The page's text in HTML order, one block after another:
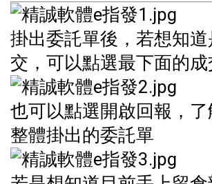
掛出委託單後，若想知
交，可以點選最下面的成
也可以點選開啟回報，
整體掛出的委託單